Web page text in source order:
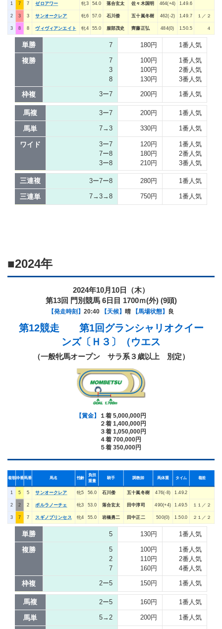
1 7 7 ゼロアワー 牝3 54.0 落合玄太 佐々木国明 464(+4) 1.49.6
2 3 3 サンオークレア 牝6 57.0 石川倭 五十嵐冬樹 462(-2) 1.49.7 １／２
3 8 8 ヴィヴィアンエイト 牝4 55.0 服部茂史 齊藤正弘 484(0) 1.50.5 ４
単勝 7 180円 1番人気
複勝
7
3
8
100円
100円
130円
1番人気
2番人気
3番人気
枠複 3ー7 200円 1番人気
馬複 3ー7 200円 1番人気
馬単 7→3 330円 1番人気
ワイド
3ー7
7ー8
3ー8
120円
180円
210円
1番人気
2番人気
3番人気
三連複 3ー7ー8 280円 1番人気
三連単 7→3→8 750円 1番人気
■2024年
2024年10月10日（木）
第13回 門別競馬 6日目 1700ｍ(外) (9頭)
【発走時刻】 20:40 【天候】 晴 【馬場状態】 良
第12競走 第1回グランシャリオクイー
ンズ〔Ｈ３〕（ウエス
（一般牝馬オープン サラ系３歳以上 別定）
【賞金】
１着 5,000,000円
２着 1,400,000円
３着 1,050,000円
４着 700,000円
５着 350,000円
着順枠番馬番 馬名 性齢
負担
重量
騎手 調教師 馬体重 タイム 着差
1 5 5 サンオークレア 牝5 56.0 石川倭 五十嵐冬樹 476(-8) 1.49.2
2 2 2 ポルラノーチェ 牝3 53.0 落合玄太 田中淳司 490(+4) 1.49.5 １１／２
3 7 7 スギノプリンセス 牝4 55.0 岩橋勇二 田中正二 500(0) 1.50.0 ２１／２
単勝 5 130円 1番人気
複勝
5
2
7
100円
110円
160円
1番人気
2番人気
4番人気
枠複 2ー5 150円 1番人気
馬複 2ー5 160円 1番人気
馬単 5→2 200円 1番人気